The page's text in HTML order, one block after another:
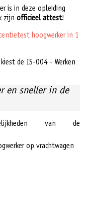
is in deze opleiding
zijn officieel attest!
hoogwerker in 1
de IS-004 - Werken
en sneller in de
van de
op vrachtwagen